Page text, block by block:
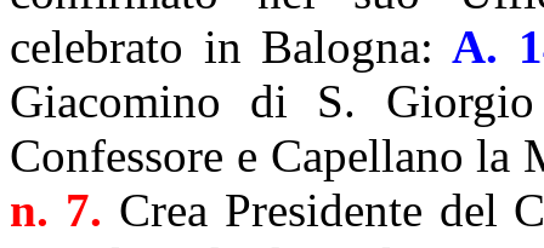
celebrato in Balogna: A.
Giacomino di S.
Confessore e Capellano la
n. 7. Crea Presidente del